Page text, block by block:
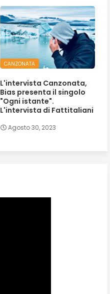
CANZONATA
L'intervista Canzonata,
Bias presenta il singolo
"Ogni istante".
L'intervista di Fattitaliani
Agosto 30, 2023